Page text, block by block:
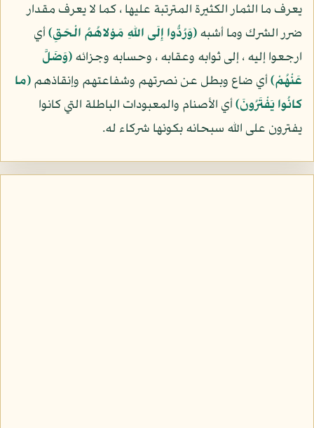
يعرف ما الثمار الكثيرة المترتبة عليها ، كما لا يعرف مقدار
ضرر الشرك وما أشبه(وَرُدُّوا إِلَى اللهِ مَوْلاهُمُ الْحَقِ)أي
ارجعوا إليه ، إلى ثوابه وعقابه ، وحسابه وجزائه(وَضَلَّ
عَنْهُمْ)أي ضاع وبطل عن نصرتهم وشفاعتهم وإنقاذهم(ما
كانُوا يَفْتَرُونَ)أي الأصنام والمعبودات الباطلة التي كانوا
يفترون على الله سبحانه بكونها شركاء له.